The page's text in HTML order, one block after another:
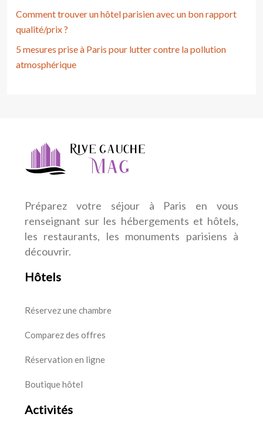
Comment trouver un hôtel parisien avec un bon rapport
qualité/prix ?
5 mesures prise à Paris pour lutter contre la pollution
atmosphérique
Préparez votre séjour à Paris en vous
renseignant sur les hébergements et hôtels,
les restaurants, les monuments parisiens à
découvrir.
Hôtels
Réservez une chambre
Comparez des offres
Réservation en ligne
Boutique hôtel
Activités